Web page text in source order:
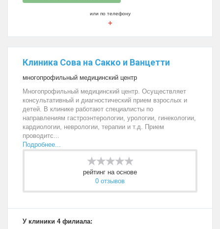
или по телефону
+
Клиника Сова на Сакко и Ванцетти
многопрофильный медицинский центр
Многопрофильный медицинский центр. Осуществляет
консультативный и диагностический прием взрослых и
детей. В клинике работают специалисты по
направлениям гастроэнтерологии, урологии, гинекологии,
кардиологии, неврологии, терапии и т.д. Прием
проводитс...
Подробнее...
рейтинг на основе
0 отзывов
У клиники 4 филиала: